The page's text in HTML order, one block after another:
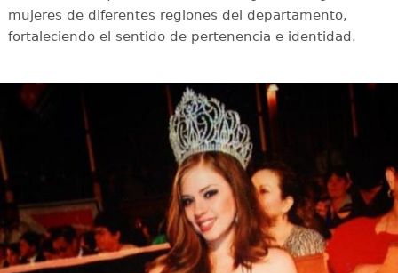
mujeres de diferentes regiones del departamento,
fortaleciendo el sentido de pertenencia e identidad.